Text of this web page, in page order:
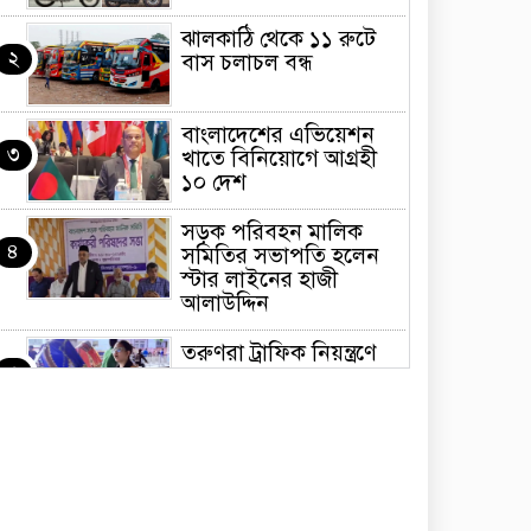
২
ঝালকাঠি থেকে ১১ রুটে
বাস চলাচল বন্ধ
৩
বাংলাদেশের এভিয়েশন
খাতে বিনিয়োগে আগ্রহী
১০ দেশ
৪
সড়ক পরিবহন মালিক
সমিতির সভাপতি হলেন
স্টার লাইনের হাজী
আলাউদ্দিন
৫
তরুণরা ট্রাফিক নিয়ন্ত্রণে
নামুক আবার